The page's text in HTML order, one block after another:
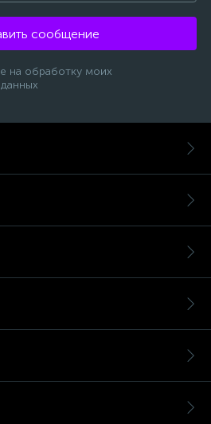
сообщение
на обработку моих